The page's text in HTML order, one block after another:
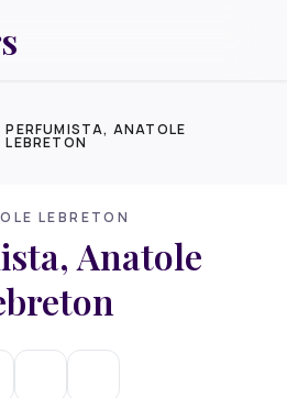
PERFUMISTA, ANATOLE
LEBRETON
LEBRETON
Anatole